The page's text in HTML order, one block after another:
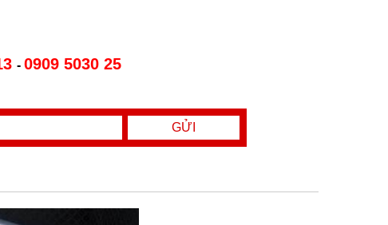
- 0909 5030 25